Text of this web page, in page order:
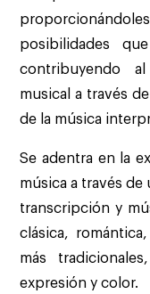
posibilidades
contribuyendo
musical a través
de la música
Se adentra en la
música a través
transcripción y
clásica,
más
expresión y color.